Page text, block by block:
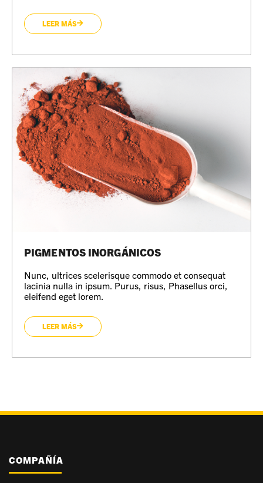
LEER MÁS
PIGMENTOS INORGÁNICOS
Nunc, ultrices scelerisque commodo et consequat
lacinia nulla in ipsum. Purus, risus, Phasellus orci,
eleifend eget lorem.
LEER MÁS
COMPAÑÍA